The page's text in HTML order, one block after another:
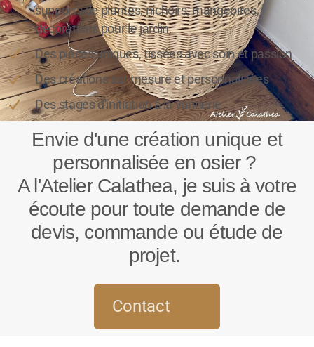
supports de plantes, nichoirs, mangeoires,
décorations pour le jardin.
Des pièces uniques, tissées avec soin et passion
Des créations sur mesure et personnalisées
Des stages d'initiation à la vannerie
Envie d'une création unique et
personnalisée en osier ?
A l'Atelier Calathea, je suis à votre
écoute pour toute demande de
devis, commande ou étude de
projet.
Contact